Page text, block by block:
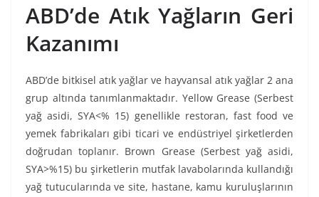
ABD’de Atık Yağların Geri
Kazanımı
ABD’de bitkisel atık yağlar ve hayvansal atık yağlar 2 ana
grup altında tanımlanmaktadır. Yellow Grease (Serbest
yağ asidi, SYA<% 15) genellikle restoran, fast food ve
yemek fabrikaları gibi ticari ve endüstriyel şirketlerden
doğrudan toplanır. Brown Grease (Serbest yağ asidi,
SYA>%15) bu şirketlerin mutfak lavabolarında kullandığı
yağ tutucularında ve site, hastane, kamu kuruluşlarının